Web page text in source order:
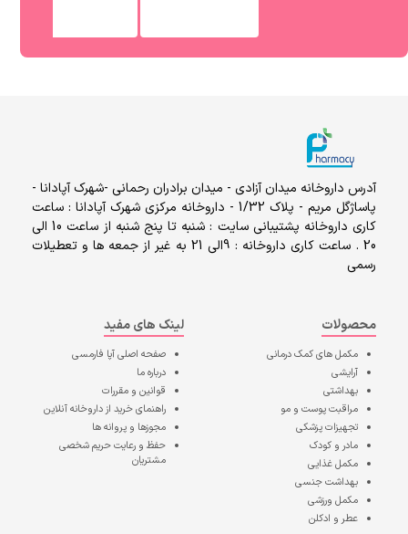
آدرس داروخانه میدان آزادی - میدان برادران رحمانی -شهرک آپادانا -
پاساژگل مریم - پلاک 1/32 - داروخانه مرکزی شهرک آپادانا : ساعت
کاری داروخانه پشتیبانی سایت : شنبه تا پنج شنبه از ساعت 10 الی
20 . ساعت کاری داروخانه : 9الی 21 به غیر از جمعه ها و تعطیلات
رسمی
محصولات
مکمل های کمک درمانی
آرایشی
بهداشتی
مراقبت پوست و مو
تجهیزات پزشکی
مادر و کودک
مکمل غذایی
بهداشت جنسی
مکمل ورزشی
عطر و ادکلن
لینک های مفید
صفحه اصلیآپا فارمسی
درباره ما
قوانین و مقررات
راهنمای خرید از داروخانه آنلاین
مجوزها و پروانه ها
حفظ و رعایت حریم شخصی
مشتریان